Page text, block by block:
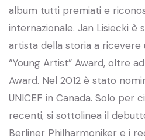
album tutti premiati e
internazionale. Jan Lisiecki è
artista della storia a ricevere
“Young Artist” Award, oltre
Award. Nel 2012 è stato
UNICEF in Canada. Solo per
recenti, si sottolinea il
Berliner Philharmoniker e i